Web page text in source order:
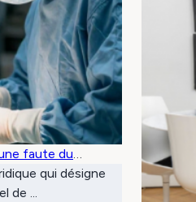
faute du
qui désigne
de ...